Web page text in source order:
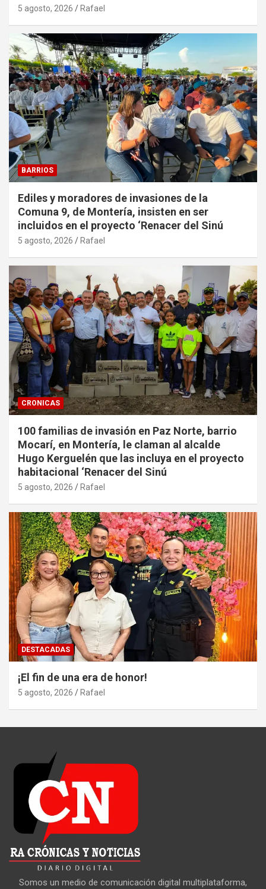
5 agosto, 2026 Rafael
BARRIOS
Ediles y moradores de invasiones de la
Comuna 9, de Montería, insisten en ser
incluidos en el proyecto ‘Renacer del Sinú
5 agosto, 2026 Rafael
CRONICAS
100 familias de invasión en Paz Norte, barrio
Mocarí, en Montería, le claman al alcalde
Hugo Kerguelén que las incluya en el proyecto
habitacional ‘Renacer del Sinú
5 agosto, 2026 Rafael
DESTACADAS
¡El fin de una era de honor!
5 agosto, 2026 Rafael
Somos un medio de comunicación digital multiplataforma,